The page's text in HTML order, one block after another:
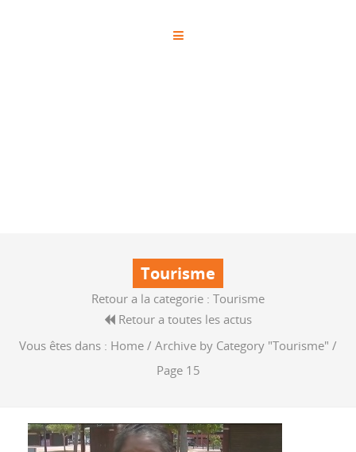
Tourisme
Retour a la categorie : Tourisme
Retour a toutes les actus
Vous êtes dans : Home / Archive by Category "Tourisme" /
Page 15